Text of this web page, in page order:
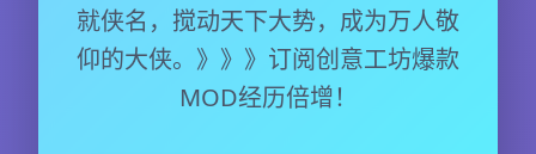
就侠名，搅动天下大势，成为万人敬
仰的大侠。》》》订阅创意工坊爆款
MOD经历倍增！